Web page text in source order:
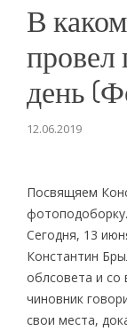
В
провел
день
12.06.2019
Посвящяем
фотоподоборку.
Сегодня, 13
Константин
облсовета и со
чиновник
свои места,